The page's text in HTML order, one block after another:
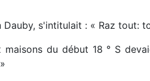
s'intitulait : « Raz tout:
du début 18 ° S